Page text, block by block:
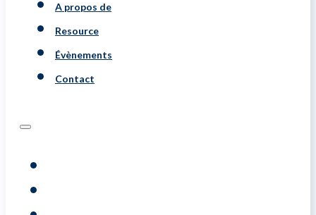
A propos de
Resource
Évènements
Contact